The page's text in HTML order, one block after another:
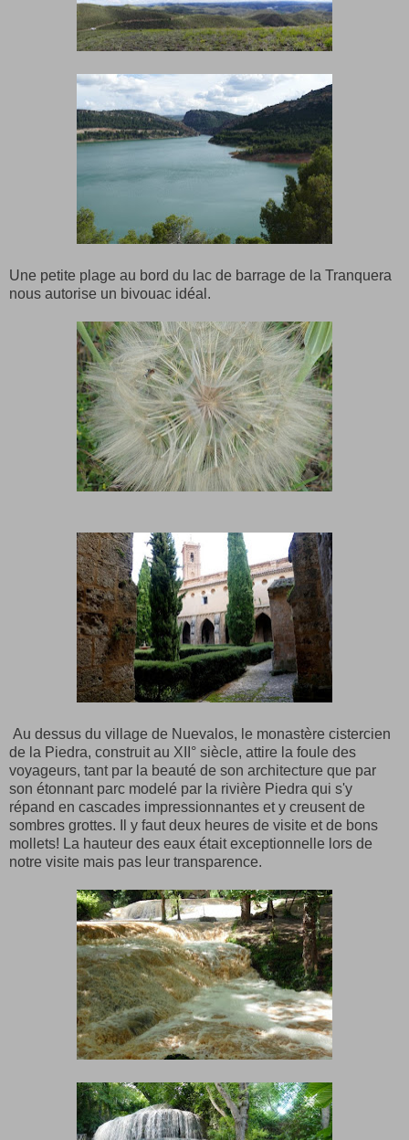
Une petite plage au bord du lac de barrage de la Tranquera
nous autorise un bivouac idéal.
Au dessus du village de Nuevalos, le monastère cistercien
de la Piedra, construit au XII° siècle, attire la foule des
voyageurs, tant par la beauté de son architecture que par
son étonnant parc modelé par la rivière Piedra qui s'y
répand en cascades impressionnantes et y creusent de
sombres grottes. Il y faut deux heures de visite et de bons
mollets! La hauteur des eaux était exceptionnelle lors de
notre visite mais pas leur transparence.